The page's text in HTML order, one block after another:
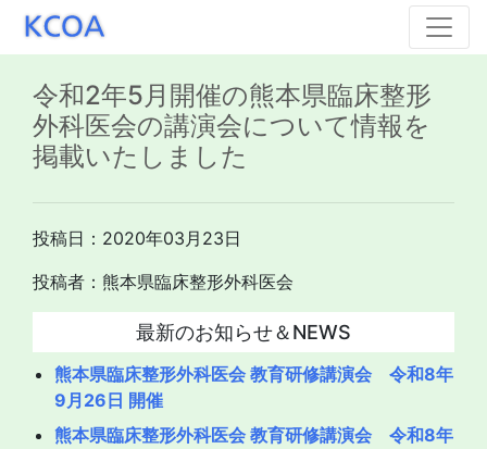
令和2年5月開催の熊本県臨床整形
外科医会の講演会について情報を
掲載いたしました
投稿日：2020年03月23日
投稿者：熊本県臨床整形外科医会
最新のお知らせ＆NEWS
熊本県臨床整形外科医会 教育研修講演会 令和8年
9月26日 開催
熊本県臨床整形外科医会 教育研修講演会 令和8年